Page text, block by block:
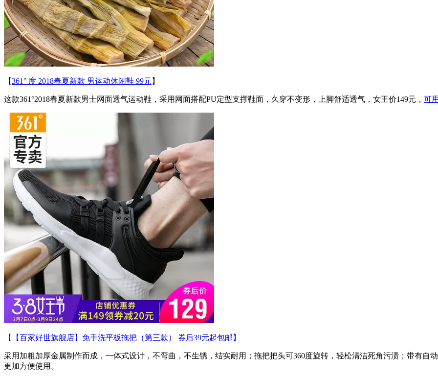
【361° 度 2018春夏新款 男运动休闲鞋 99元 】
这款361°2018春夏新款男士网面透气运动鞋，采用网面搭配PU定型支撑鞋面，久穿不变形，上脚舒适透气，女王价149元， 可
【【百家好世旗舰店】免手洗平板拖把（第三款） 券后39元起包邮】
采用加粗加厚金属制作而成，一体式设计，不弯曲，不生锈，结实耐用；拖把把头可360度旋转，轻松清洁死角污渍；带有自
更加方便使用。